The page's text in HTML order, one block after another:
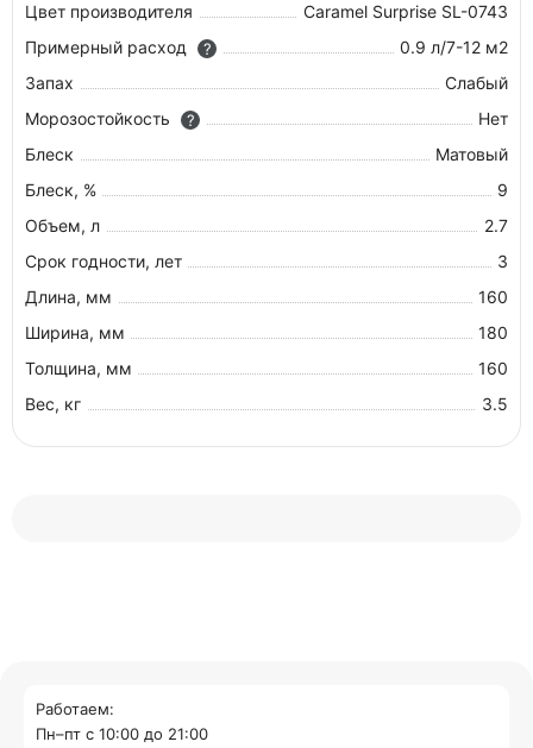
Цвет производителя
Caramel Surprise SL-0743
Примерный расход
?
0.9 л/7-12 м2
Запах
Слабый
Морозостойкость
?
Нет
Блеск
Матовый
Блеск, %
9
Объем, л
2.7
Срок годности, лет
3
Длина, мм
160
Ширина, мм
180
Толщина, мм
160
Вес, кг
3.5
Работаем:
Пн–пт с 10:00 до 21:00